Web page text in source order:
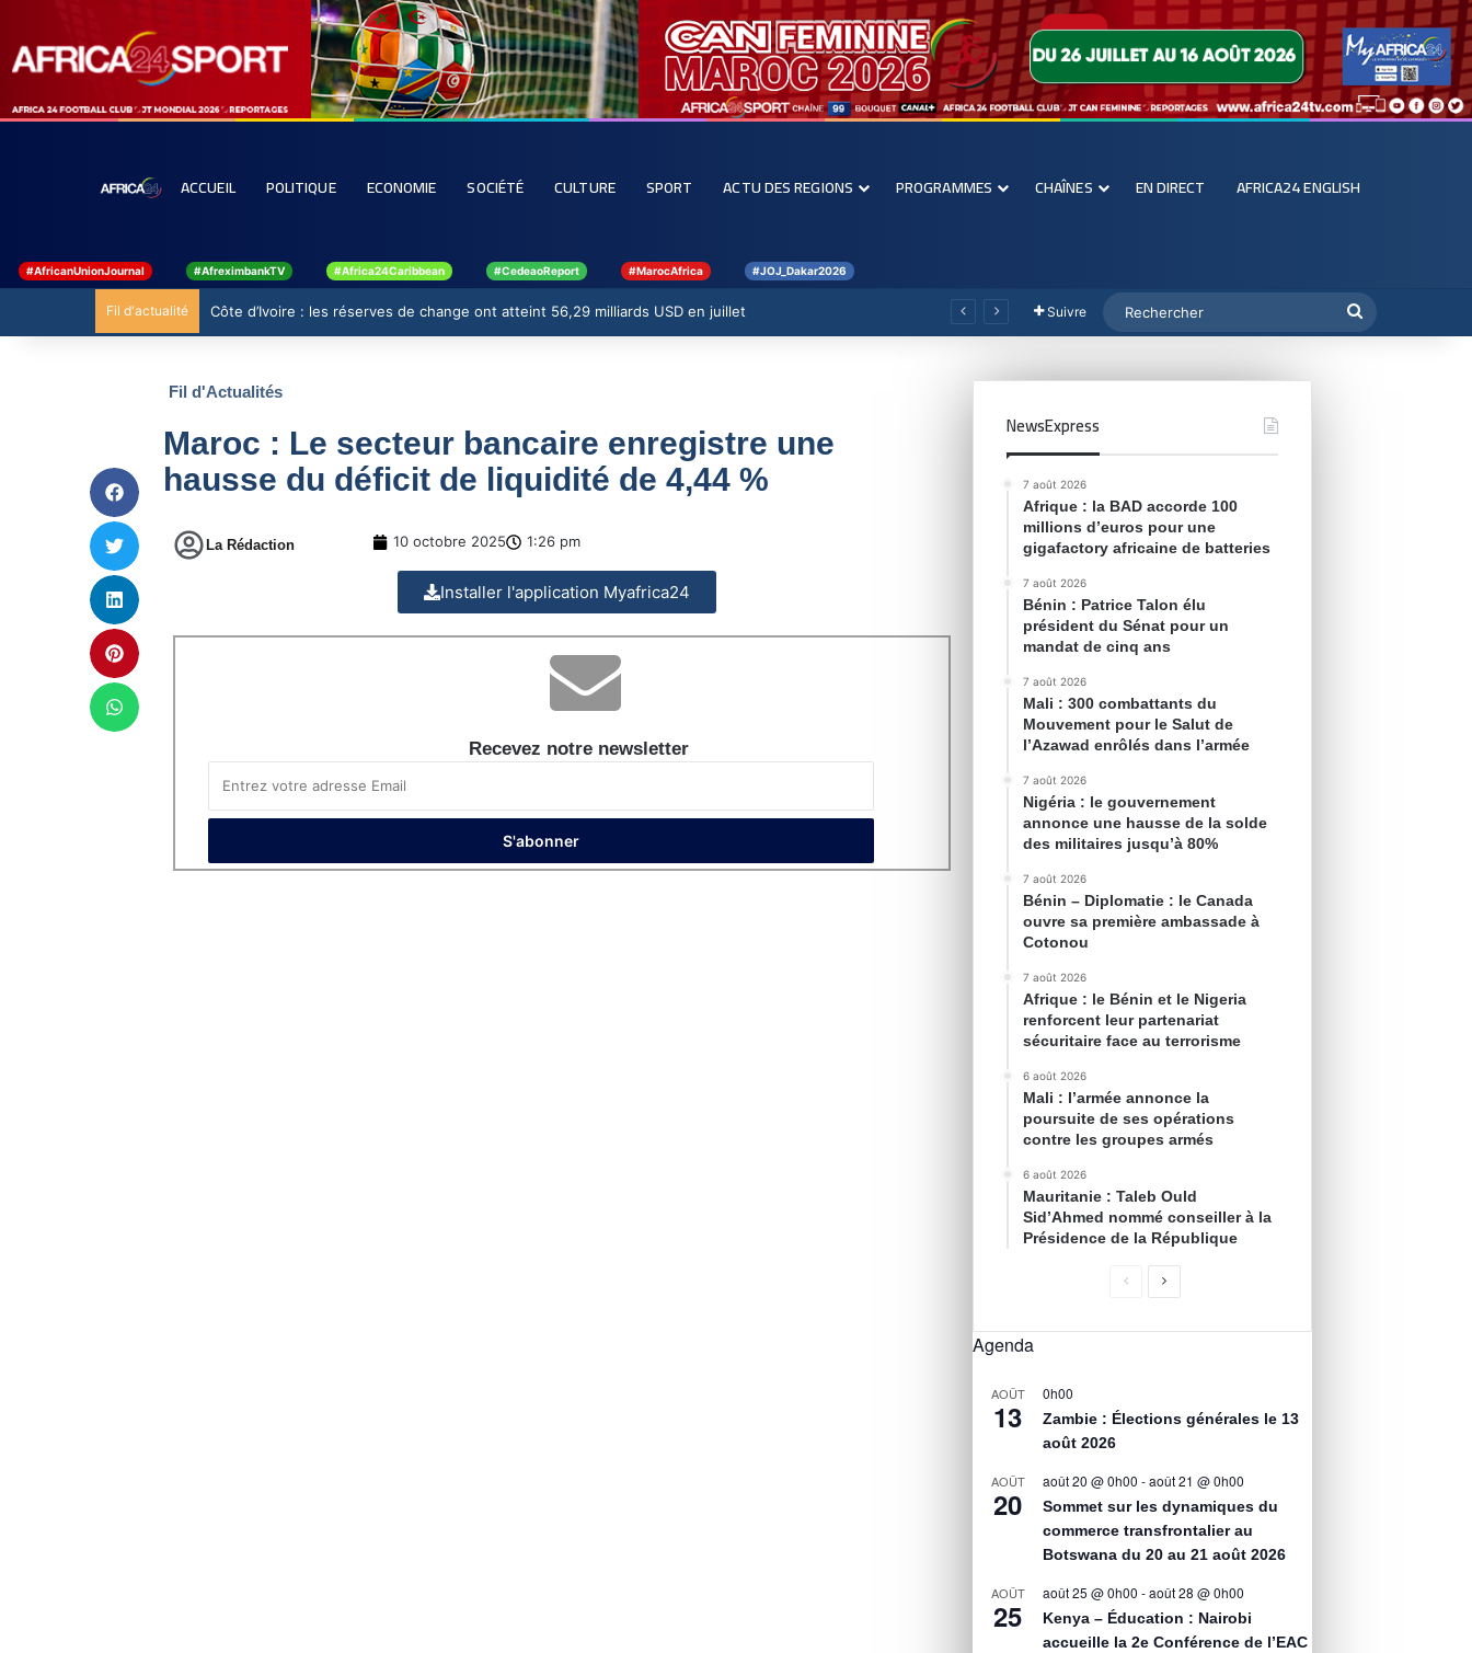
ACCUEIL POLITIQUE ECONOMIE SOCIÉTÉ CULTURE SPORT ACTU DES REGIONS PROGRAMMES CHAÎNES EN DIRECT AFRICA24 ENGLISH
#AfricanUnionJournal #AfreximbankTV #Africa24Caribbean #CedeaoReport #MarocAfrica #JOJ_Dakar2026
Fil d'actualité Côte d’Ivoire : les réserves de change ont atteint 56,29 milliards USD en juillet Suivre
Fil d'Actualités
Maroc : Le secteur bancaire enregistre une
hausse du déficit de liquidité de 4,44 %
La Rédaction 10 octobre 2025 1:26 pm
Installer l'application Myafrica24
Recevez notre newsletter
NewsExpress
7 août 2026
Afrique : la BAD accorde 100
millions d’euros pour une
gigafactory africaine de batteries
7 août 2026
Bénin : Patrice Talon élu
président du Sénat pour un
mandat de cinq ans
7 août 2026
Mali : 300 combattants du
Mouvement pour le Salut de
l’Azawad enrôlés dans l’armée
7 août 2026
Nigéria : le gouvernement
annonce une hausse de la solde
des militaires jusqu’à 80%
7 août 2026
Bénin – Diplomatie : le Canada
ouvre sa première ambassade à
Cotonou
7 août 2026
Afrique : le Bénin et le Nigeria
renforcent leur partenariat
sécuritaire face au terrorisme
6 août 2026
Mali : l’armée annonce la
poursuite de ses opérations
contre les groupes armés
6 août 2026
Mauritanie : Taleb Ould
Sid’Ahmed nommé conseiller à la
Présidence de la République
Agenda
AOÛT
13
0h00
Zambie : Élections générales le 13
août 2026
AOÛT
20
août 20 @ 0h00 -août 21 @ 0h00
Sommet sur les dynamiques du
commerce transfrontalier au
Botswana du 20 au 21 août 2026
AOÛT
25
août 25 @ 0h00 -août 28 @ 0h00
Kenya – Éducation : Nairobi
accueille la 2e Conférence de l’EAC